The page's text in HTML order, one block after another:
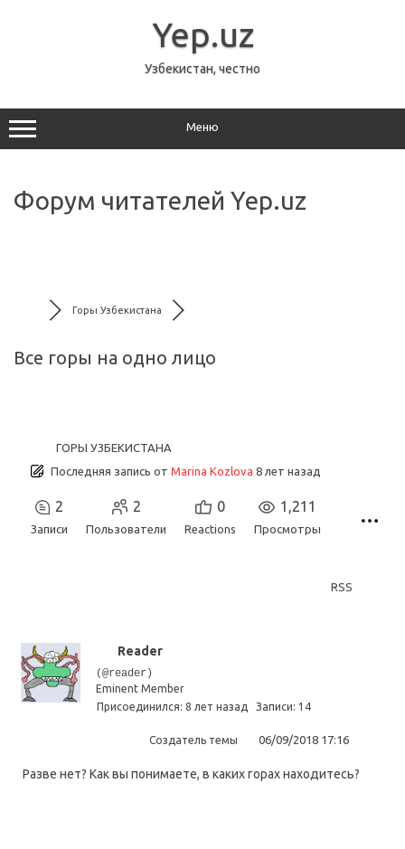
Yep.uz
Узбекистан, честно
Меню
Форум читателей Yep.uz
Горы Узбекистана
Все горы на одно лицо
ГОРЫ УЗБЕКИСТАНА
Последняя запись от Marina Kozlova 8 лет назад
2
Записи
2
Пользователи
0
Reactions
1,211
Просмотры
RSS
Reader
(@reader)
Eminent Member
Присоединился: 8 лет назад
Записи: 14
Создатель темы 06/09/2018 17:16
Разве нет? Как вы понимаете, в каких горах находитесь?